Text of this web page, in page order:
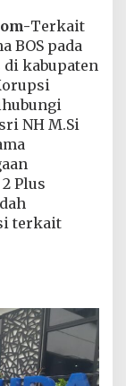
Terkait
BOS pada
di kabupaten
NH M.Si
Plus
terkait